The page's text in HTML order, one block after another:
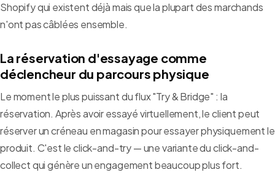
Shopify qui existent déjà mais que la plupart des marchands
n'ont pas câblées ensemble.
La réservation d'essayage comme
déclencheur du parcours physique
Le moment le plus puissant du flux "Try & Bridge" : la
réservation. Après avoir essayé virtuellement, le client peut
réserver un créneau en magasin pour essayer physiquement le
produit. C'est le click-and-try — une variante du click-and-
collect qui génère un engagement beaucoup plus fort.